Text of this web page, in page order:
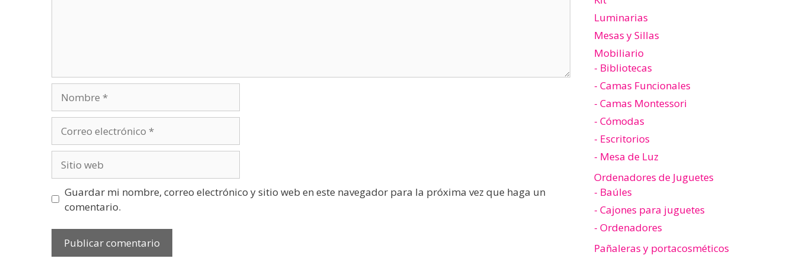
electrónico
web
Guardar mi nombre, correo electrónico y sitio web en este navegador para la próxima vez que haga un
comentario.
Luminarias
Mesas y Sillas
Mobiliario
- Bibliotecas
- Camas Funcionales
- Camas Montessori
- Cómodas
- Escritorios
- Mesa de Luz
Ordenadores de Juguetes
- Baúles
- Cajones para juguetes
- Ordenadores
Pañaleras y portacosméticos